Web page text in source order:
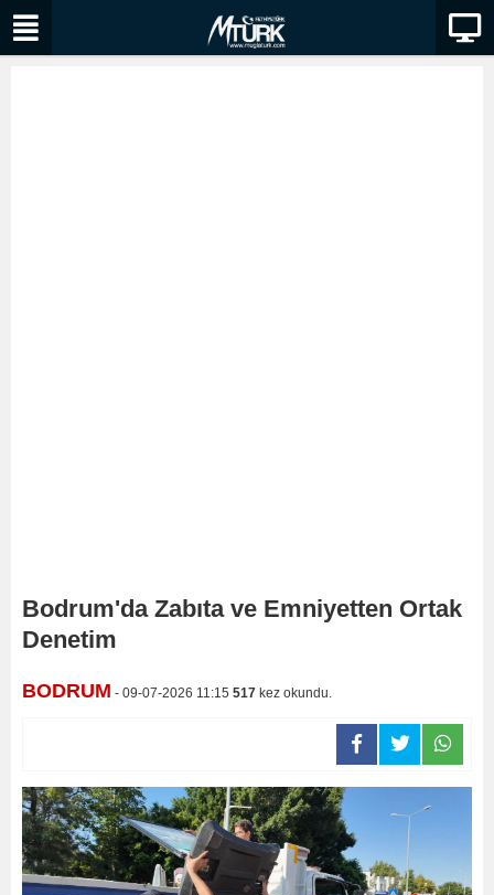
Bodrum'da Zabıta ve Emniyetten Ortak
Denetim
BODRUM - 09-07-2026 11:15 517 kez okundu.